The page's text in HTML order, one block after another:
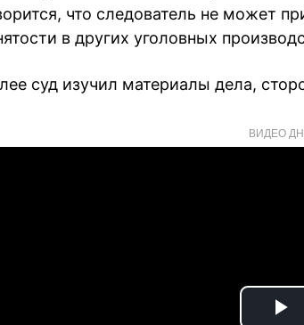
что следователь не может
в других уголовных
суд изучил материалы дела,
ВИДЕО